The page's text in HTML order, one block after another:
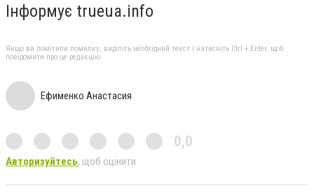
Інформує trueua.info
Якщо ви помітили помилку, виділіть необхідний текст і натисніть Ctrl + Enter, щоб
повідомити про це редакцію
Ефименко Анастасия
0,0
Авторизуйтесь, щоб оцінити